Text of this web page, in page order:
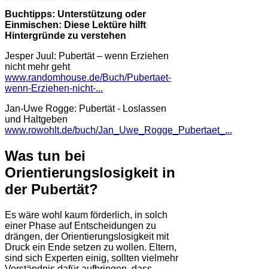
Buchtipps: Unterstützung oder
Einmischen: Diese Lektüre hilft
Hintergründe zu verstehen
Jesper Juul: Pubertät – wenn Erziehen
nicht mehr geht
www.randomhouse.de/Buch/Pubertaet-
wenn-Erziehen-nicht-...
Jan-Uwe Rogge: Pubertät - Loslassen
und Haltgeben
www.rowohlt.de/buch/Jan_Uwe_Rogge_Pubertaet_...
Was tun bei
Orientierungslosigkeit in
der Pubertät?
Es wäre wohl kaum förderlich, in solch
einer Phase auf Entscheidungen zu
drängen, der Orientierungslosigkeit mit
Druck ein Ende setzen zu wollen. Eltern,
sind sich Experten einig, sollten vielmehr